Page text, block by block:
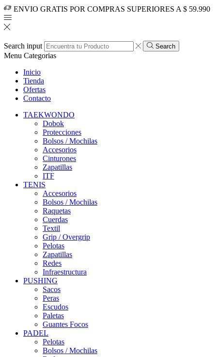
ENVIO GRATIS POR COMPRAS SUPERIORES A $ 59.990
Search input Search
Menu Categorias
Inicio
Tienda
Ofertas
Contacto
TAEKWONDO
Dobok
Protecciones
Bolsos / Mochilas
Accesorios
Cinturones
Zapatillas
ITF
TENIS
Accesorios
Bolsos / Mochilas
Raquetas
Cuerdas
Textil
Grip / Overgrip
Pelotas
Zapatillas
Redes
Infraestructura
PUSHING
Sacos
Peras
Escudos
Paletas
Guantes Focos
PADEL
Pelotas
Bolsos / Mochilas